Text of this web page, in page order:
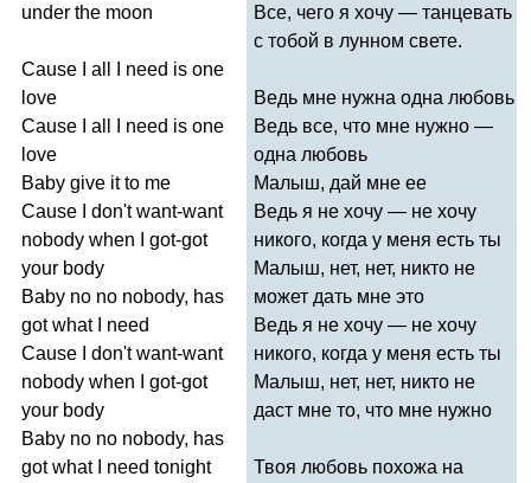
under the moon
Cause all need is one
love
Cause
all need is one
love
Baby give it to me
Cause
don't want-want
nobody when
got-got
your body
Baby no no nobody, has
got what
need
Cause
don't want-want
nobody when
got-got
your body
Baby no no nobody, has
got what need tonight
Все, чего я хочу — танцевать
с тобой в лунном свете.
Ведь мне нужна одна любовь
Ведь все, что мне нужно —
одна любовь
Малыш, дай мне ее
Ведь я не хочу — не хочу
никого, когда у меня есть ты
Малыш, нет, нет, никто не
может дать мне это
Ведь я не хочу — не хочу
никого, когда у меня есть ты
Малыш, нет, нет, никто не
даст мне то, что мне нужно
Твоя любовь похожа на